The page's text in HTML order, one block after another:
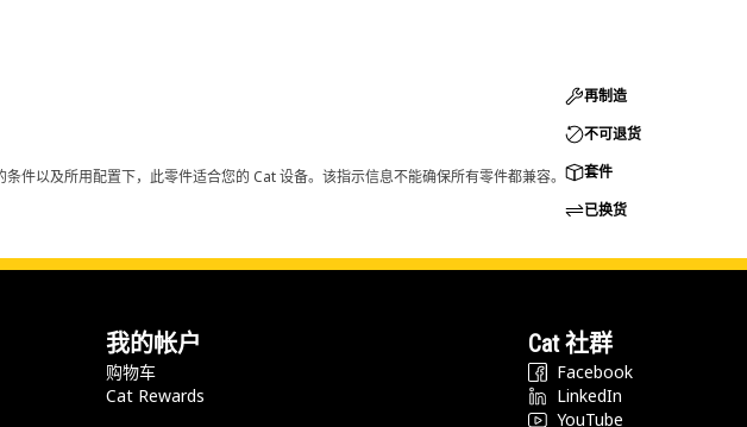
以及所用配置下，此零件适合您的 Cat 设备。该指示信息不能确保所有零件都兼容。
再制造
不可退货
套件
已换货
我的帐户
购物车
Cat Rewards
Cat 社群
Facebook
LinkedIn
YouTube